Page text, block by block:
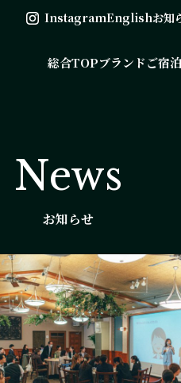
InstagramEnglishお知
総合TOPブランドご宿泊
News
お知らせ